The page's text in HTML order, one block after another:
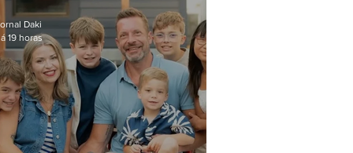
Daki
19 horas